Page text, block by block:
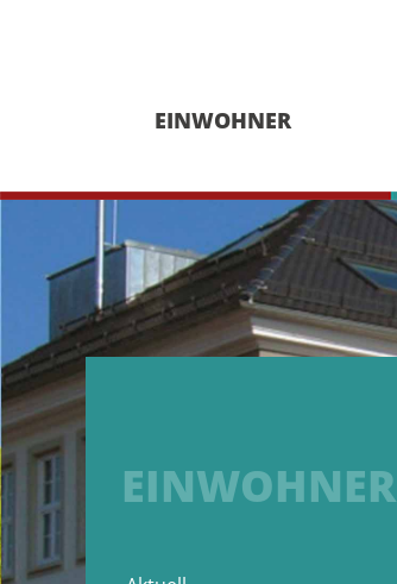
EINWOHNER
EINWOHNER